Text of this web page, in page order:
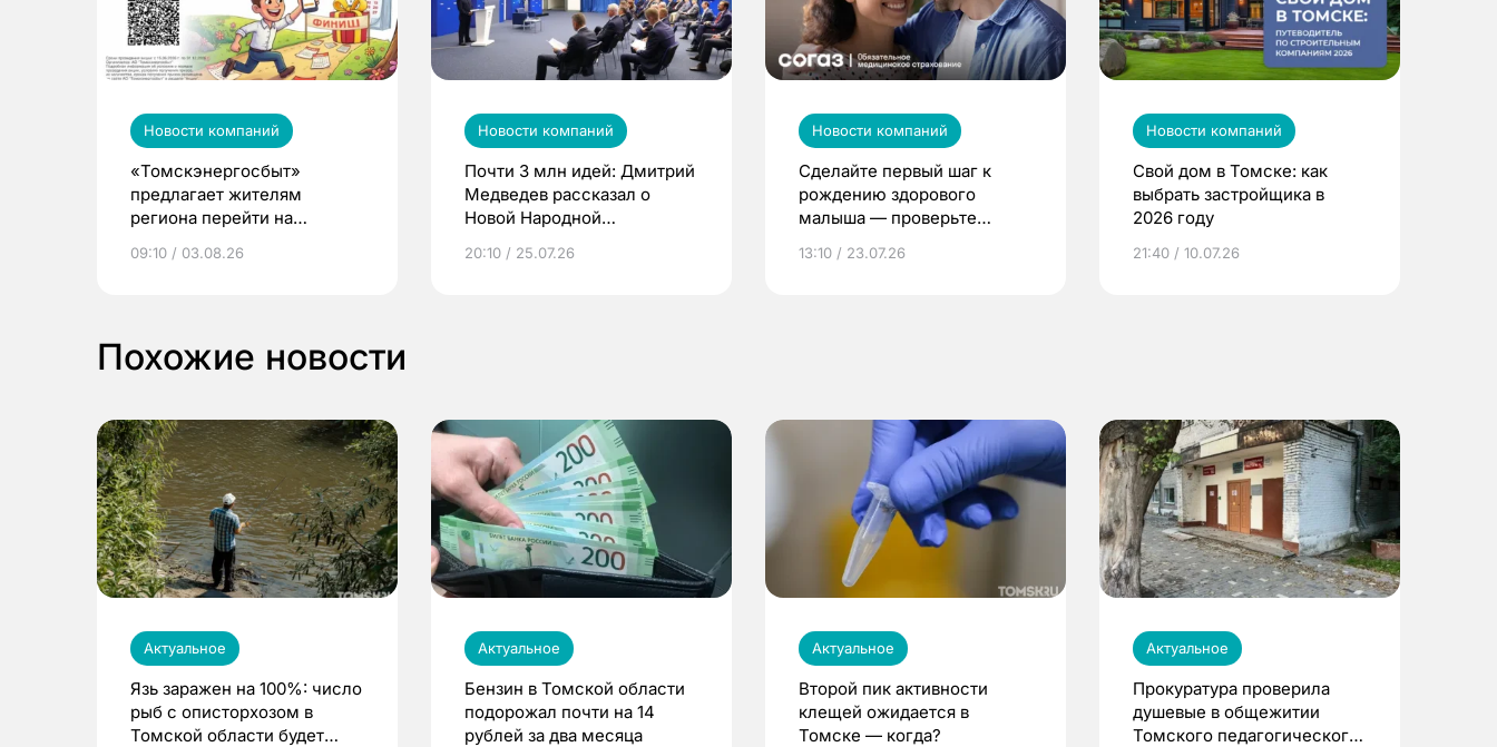
Новости компаний
«Томскэнергосбыт»
предлагает жителям
региона перейти на
выиграть призы
09:10 / 03.08.26
Новости компаний
Почти 3 млн идей: Дмитрий
Медведев рассказал о
Новой Народной
20:10 / 25.07.26
Новости компаний
Сделайте первый шаг к
рождению здорового
малыша — проверьте
по ОМС!
13:10 / 23.07.26
Новости компаний
Свой дом в Томске: как
выбрать застройщика в
2026 году
21:40 / 10.07.26
Похожие новости
Актуальное
Язь заражен на 100%: число
рыб с описторхозом в
Томской области будет
Актуальное
Бензин в Томской области
подорожал почти на 14
рублей за два месяца
Актуальное
Второй пик активности
клещей ожидается в
Томске — когда?
Актуальное
Прокуратура проверила
душевые в общежитии
Томского педагогического